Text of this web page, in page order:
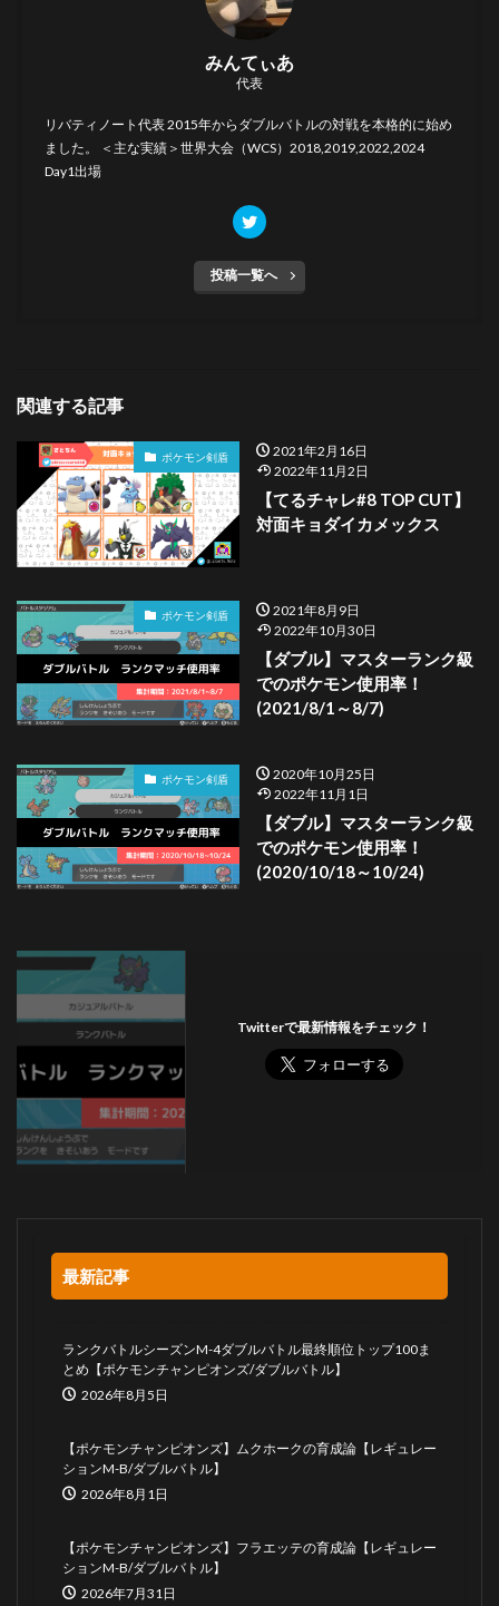
みんてぃあ
代表
リバティノート代表 2015年からダブルバトルの対戦を本格的に始め
ました。 ＜主な実績＞世界大会（WCS）2018,2019,2022,2024
Day1出場
投稿一覧へ
関連する記事
ポケモン剣盾
2021年2月16日
2022年11月2日
【てるチャレ#8 TOP CUT】
対面キョダイカメックス
ポケモン剣盾
2021年8月9日
2022年10月30日
【ダブル】マスターランク級
でのポケモン使用率！
(2021/8/1～8/7)
ポケモン剣盾
2020年10月25日
2022年11月1日
【ダブル】マスターランク級
でのポケモン使用率！
(2020/10/18～10/24)
Twitterで最新情報をチェック！
最新記事
ランクバトルシーズンM-4ダブルバトル最終順位トップ100ま
とめ【ポケモンチャンピオンズ/ダブルバトル】
2026年8月5日
【ポケモンチャンピオンズ】ムクホークの育成論【レギュレー
ションM-B/ダブルバトル】
2026年8月1日
【ポケモンチャンピオンズ】フラエッテの育成論【レギュレー
ションM-B/ダブルバトル】
2026年7月31日